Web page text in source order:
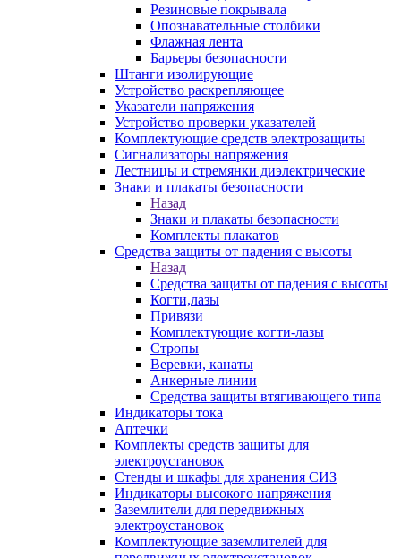
Резиновые покрывала
Опознавательные столбики
Флажная лента
Барьеры безопасности
Штанги изолирующие
Устройство раскрепляющее
Указатели напряжения
Устройство проверки указателей
Комплектующие средств электрозащиты
Сигнализаторы напряжения
Лестницы и стремянки диэлектрические
Знаки и плакаты безопасности
Назад
Знаки и плакаты безопасности
Комплекты плакатов
Средства защиты от падения с высоты
Назад
Средства защиты от падения с высоты
Когти,лазы
Привязи
Комплектующие когти-лазы
Стропы
Веревки, канаты
Анкерные линии
Средства защиты втягивающего типа
Индикаторы тока
Аптечки
Комплекты средств защиты для
электроустановок
Стенды и шкафы для хранения СИЗ
Индикаторы высокого напряжения
Заземлители для передвижных
электроустановок
Комплектующие заземлителей для